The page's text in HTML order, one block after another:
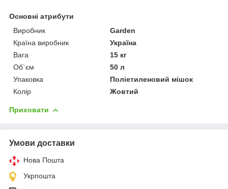
Основні атрибути
Виробник
Garden
Країна виробник
Україна
Вага
15 кг
Об`єм
50 л
Упаковка
Поліетиленовий мішок
Колір
Жовтий
Приховати
Умови доставки
Нова Пошта
Укрпошта